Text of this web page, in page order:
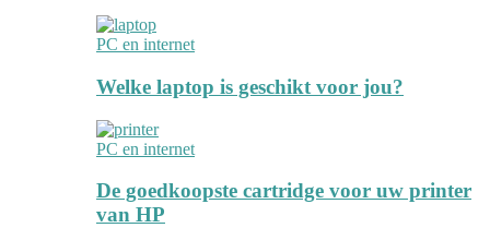
PC en internet
Welke laptop is geschikt voor jou?
PC en internet
De goedkoopste cartridge voor uw printer
van HP